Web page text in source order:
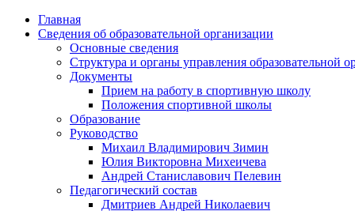
Главная
Сведения об образовательной организации
Основные сведения
Структура и органы управления образовательной
Документы
Прием на работу в спортивную школу
Положения спортивной школы
Образование
Руководство
Михаил Владимирович Зимин
Юлия Викторовна Михеичева
Андрей Станиславович Пелевин
Педагогический состав
Дмитриев Андрей Николаевич